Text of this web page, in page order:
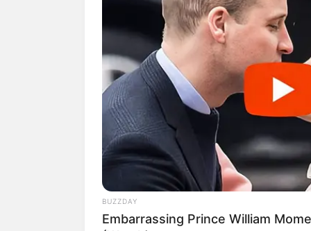
BUZZDAY
Embarrassing Prince William